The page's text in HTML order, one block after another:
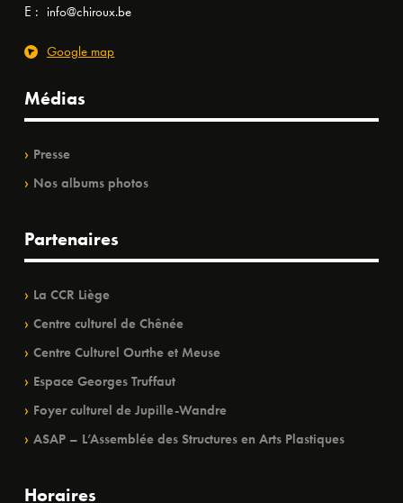
E : info@chiroux.be
Google map
Médias
Presse
Nos albums photos
Partenaires
La CCR Liège
Centre culturel de Chênée
Centre Culturel Ourthe et Meuse
Espace Georges Truffaut
Foyer culturel de Jupille-Wandre
ASAP – L’Assemblée des Structures en Arts Plastiques
Horaires